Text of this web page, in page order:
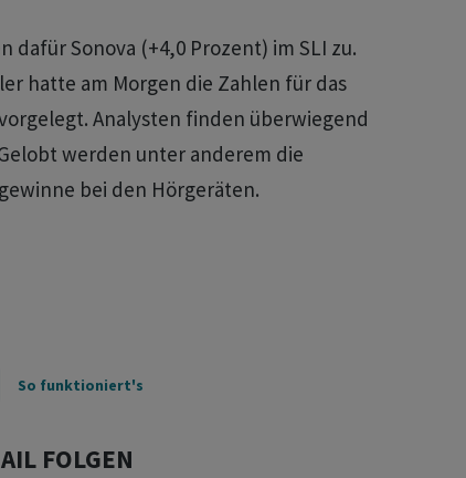
dafür Sonova (+4,0 Prozent) im SLI zu.
hatte am Morgen die Zahlen für das
Analysten finden überwiegend
werden unter anderem die
bei den Hörgeräten.
So funktioniert's
FOLGEN